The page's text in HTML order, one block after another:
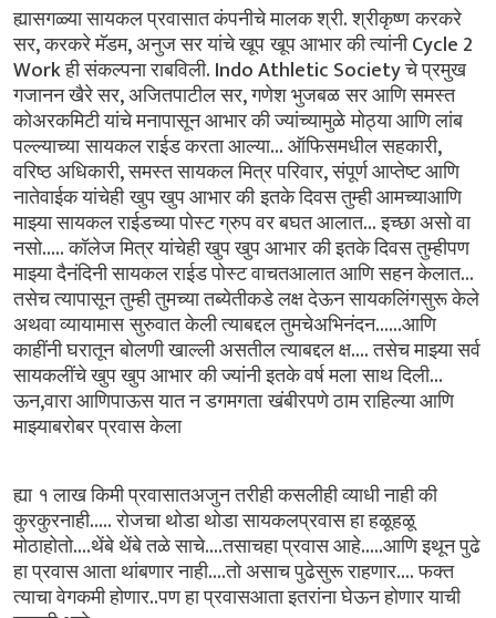
ह्यासगळ्या सायकल प्रवासात कंपनीचे मालक श्री.श्रीकृष्ण करकरे
सर,करकरे मॅडम, अनुज सर यांचे खूप खूप आभार की त्यांनीCycle 2
Workही संकल्पना राबविली. Indo Athletic Societyचे प्रमुख
गजानन खैरे सर, अजितपाटील सर,गणेश भुजबळ सर आणि समस्त
कोअरकमिटी यांचे मनापासून आभार की ज्यांच्यामुळे मोठ्या आणि लांब
पल्ल्याच्या सायकल राईड करता आल्या... ऑफिसमधील सहकारी,
वरिष्ठ अधिकारी,समस्त सायकल मित्र परिवार,संपूर्ण आप्तेष्ट आणि
नातेवाईक यांचेही खुप खुप आभार की इतके दिवस तुम्ही आमच्याआणि
माझ्या सायकल राईडच्या पोस्ट ग्रुप वर बघत आलात...इच्छा असो वा
नसो.....कॉलेज मित्र यांचेही खुप खुप आभार की इतके दिवस तुम्हीपण
माझ्या दैनंदिनी सायकल राईड पोस्ट वाचतआलात आणि सहन केलात...
तसेच त्यापासून तुम्ही तुमच्या तब्येतीकडे लक्ष देऊन सायकलिंगसुरू केले
अथवा व्यायामास सुरुवात केली त्याबद्दल तुमचेअभिनंदन......आणि
काहींनी घरातून बोलणी खाल्ली असतील त्याबद्दल क्ष....तसेच माझ्या सर्व
सायकलींचे खुप खुप आभार की ज्यांनी इतके वर्ष मला साथ दिली...
ऊन,वारा आणिपाऊस यात न डगमगता खंबीरपणे ठाम राहिल्या आणि
माझ्याबरोबर प्रवास केला
ह्या १ लाख किमी प्रवासातअजुन तरीही कसलीही व्याधी नाही की
कुरकुरनाही.....रोजचा थोडा थोडा सायकलप्रवास हा हळूहळू
मोठाहोतो....थेंबे थेंबे तळे साचे....तसाचहा प्रवास आहे.....आणि इथून पुढे
हा प्रवास आता थांबणार नाही....तो असाच पुढेसुरू राहणार....फक्त
त्याचा वेगकमी होणार..पण हा प्रवासआता इतरांना घेऊन होणार याची